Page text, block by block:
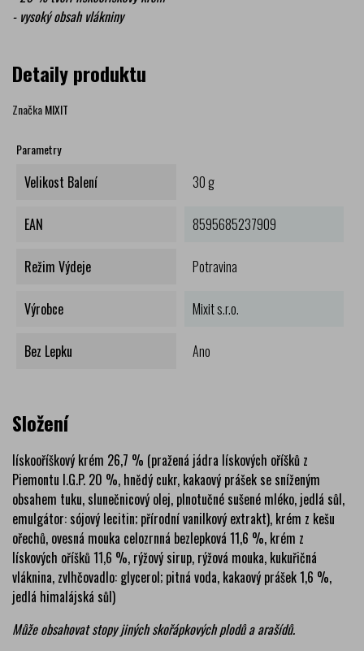
- vysoký obsah vlákniny
Detaily produktu
ZnačkaMIXIT
Parametry
Velikost Balení 30 g
EAN 8595685237909
Režim Výdeje Potravina
Výrobce Mixit s.r.o.
Bez Lepku Ano
Složení
lískooříškový krém 26,7 % (pražená jádra lískových oříšků z
Piemontu I.G.P. 20 %, hnědý cukr, kakaový prášek se sníženým
obsahem tuku, slunečnicový olej, plnotučné sušené mléko, jedlá sůl,
emulgátor: sójový lecitin; přírodní vanilkový extrakt), krém z kešu
ořechů, ovesná mouka celozrnná bezlepková 11,6 %, krém z
lískových oříšků 11,6 %, rýžový sirup, rýžová mouka, kukuřičná
vláknina, zvlhčovadlo: glycerol; pitná voda, kakaový prášek 1,6 %,
jedlá himalájská sůl)
Může obsahovat stopy jiných skořápkových plodů a arašídů.